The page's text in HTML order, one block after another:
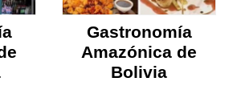
Gastronomía
Amazónica de
Bolivia